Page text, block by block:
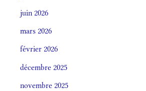
juin 2026
mars 2026
février 2026
décembre 2025
novembre 2025